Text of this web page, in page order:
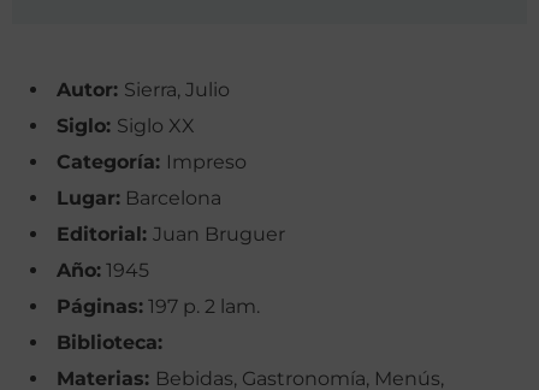
Autor: Sierra, Julio
Siglo: Siglo XX
Categoría: Impreso
Lugar: Barcelona
Editorial: Juan Bruguer
Año: 1945
Páginas: 197 p. 2 lam.
Biblioteca:
Materias: Bebidas, Gastronomía, Menús,